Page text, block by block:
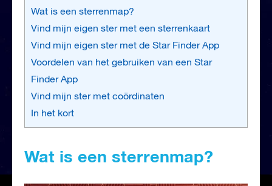
Wat is een sterrenmap?
Vind mijn eigen ster met een sterrenkaart
Vind mijn eigen ster met de Star Finder App
Voordelen van het gebruiken van een Star
Finder App
Vind mijn ster met coördinaten
In het kort
Wat is een sterrenmap?